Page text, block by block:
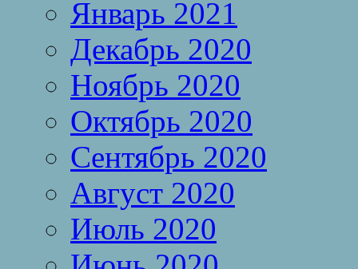
Январь 2021
Декабрь 2020
Ноябрь 2020
Октябрь 2020
Сентябрь 2020
Август 2020
Июль 2020